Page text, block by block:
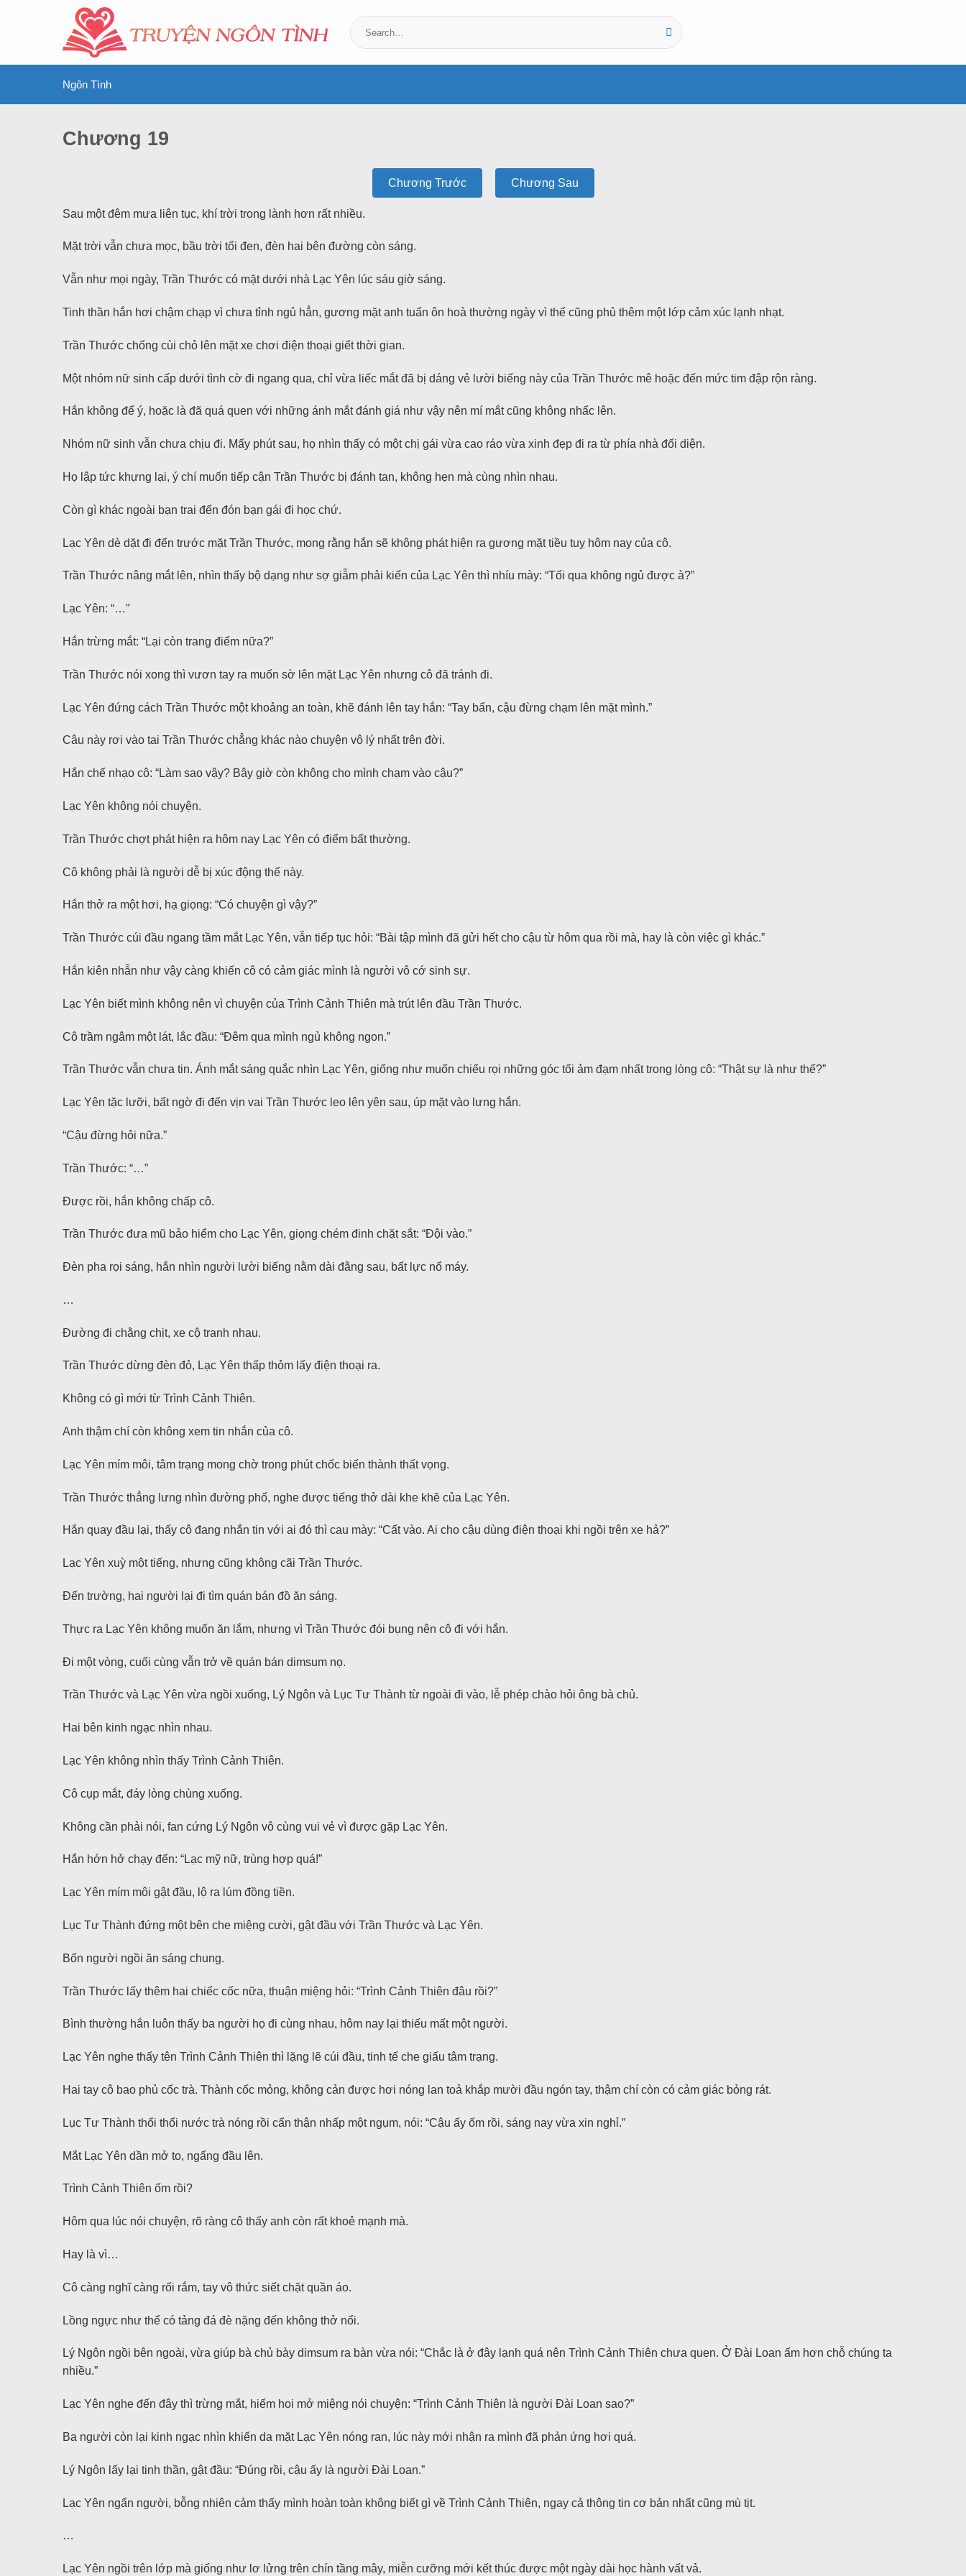
Ngôn Tình
Chương 19
Chương Trước Chương Sau
Sau một đêm mưa liên tục, khí trời trong lành hơn rất nhiều.
Mặt trời vẫn chưa mọc, bầu trời tối đen, đèn hai bên đường còn sáng.
Vẫn như mọi ngày, Trần Thước có mặt dưới nhà Lạc Yên lúc sáu giờ sáng.
Tinh thần hắn hơi chậm chạp vì chưa tỉnh ngủ hẳn, gương mặt anh tuấn ôn hoà thường ngày vì thế cũng phủ thêm một lớp cảm xúc lạnh nhạt.
Trần Thước chống cùi chỏ lên mặt xe chơi điện thoại giết thời gian.
Một nhóm nữ sinh cấp dưới tình cờ đi ngang qua, chỉ vừa liếc mắt đã bị dáng vẻ lười biếng này của Trần Thước mê hoặc đến mức tim đập rộn ràng.
Hắn không để ý, hoặc là đã quá quen với những ánh mắt đánh giá như vậy nên mí mắt cũng không nhấc lên.
Nhóm nữ sinh vẫn chưa chịu đi. Mấy phút sau, họ nhìn thấy có một chị gái vừa cao ráo vừa xinh đẹp đi ra từ phía nhà đối diện.
Họ lập tức khựng lại, ý chí muốn tiếp cận Trần Thước bị đánh tan, không hẹn mà cùng nhìn nhau.
Còn gì khác ngoài bạn trai đến đón bạn gái đi học chứ.
Lạc Yên dè dặt đi đến trước mặt Trần Thước, mong rằng hắn sẽ không phát hiện ra gương mặt tiều tuỵ hôm nay của cô.
Trần Thước nâng mắt lên, nhìn thấy bộ dạng như sợ giẫm phải kiến của Lạc Yên thì nhíu mày: “Tối qua không ngủ được à?”
Lạc Yên: “…”
Hắn trừng mắt: “Lại còn trang điểm nữa?”
Trần Thước nói xong thì vươn tay ra muốn sờ lên mặt Lạc Yên nhưng cô đã tránh đi.
Lạc Yên đứng cách Trần Thước một khoảng an toàn, khẽ đánh lên tay hắn: “Tay bẩn, cậu đừng chạm lên mặt mình.”
Câu này rơi vào tai Trần Thước chẳng khác nào chuyện vô lý nhất trên đời.
Hắn chế nhạo cô: “Làm sao vậy? Bây giờ còn không cho mình chạm vào cậu?”
Lạc Yên không nói chuyện.
Trần Thước chợt phát hiện ra hôm nay Lạc Yên có điểm bất thường.
Cô không phải là người dễ bị xúc động thế này.
Hắn thở ra một hơi, hạ giọng: “Có chuyện gì vậy?”
Trần Thước cúi đầu ngang tầm mắt Lạc Yên, vẫn tiếp tục hỏi: “Bài tập mình đã gửi hết cho cậu từ hôm qua rồi mà, hay là còn việc gì khác.”
Hắn kiên nhẫn như vậy càng khiến cô có cảm giác mình là người vô cớ sinh sự.
Lạc Yên biết mình không nên vì chuyện của Trình Cảnh Thiên mà trút lên đầu Trần Thước.
Cô trầm ngâm một lát, lắc đầu: “Đêm qua mình ngủ không ngon.”
Trần Thước vẫn chưa tin. Ánh mắt sáng quắc nhìn Lạc Yên, giống như muốn chiếu rọi những góc tối ảm đạm nhất trong lòng cô: “Thật sự là như thế?”
Lạc Yên tặc lưỡi, bất ngờ đi đến vịn vai Trần Thước leo lên yên sau, úp mặt vào lưng hắn.
“Cậu đừng hỏi nữa.”
Trần Thước: “…”
Được rồi, hắn không chấp cô.
Trần Thước đưa mũ bảo hiểm cho Lạc Yên, giọng chém đinh chặt sắt: “Đội vào.”
Đèn pha rọi sáng, hắn nhìn người lười biếng nằm dài đằng sau, bất lực nổ máy.
…
Đường đi chằng chịt, xe cộ tranh nhau.
Trần Thước dừng đèn đỏ, Lạc Yên thấp thỏm lấy điện thoại ra.
Không có gì mới từ Trình Cảnh Thiên.
Anh thậm chí còn không xem tin nhắn của cô.
Lạc Yên mím môi, tâm trạng mong chờ trong phút chốc biến thành thất vọng.
Trần Thước thẳng lưng nhìn đường phố, nghe được tiếng thở dài khe khẽ của Lạc Yên.
Hắn quay đầu lại, thấy cô đang nhắn tin với ai đó thì cau mày: “Cất vào. Ai cho cậu dùng điện thoại khi ngồi trên xe hả?”
Lạc Yên xuỳ một tiếng, nhưng cũng không cãi Trần Thước.
Đến trường, hai người lại đi tìm quán bán đồ ăn sáng.
Thực ra Lạc Yên không muốn ăn lắm, nhưng vì Trần Thước đói bụng nên cô đi với hắn.
Đi một vòng, cuối cùng vẫn trở về quán bán dimsum nọ.
Trần Thước và Lạc Yên vừa ngồi xuống, Lý Ngôn và Lục Tư Thành từ ngoài đi vào, lễ phép chào hỏi ông bà chủ.
Hai bên kinh ngạc nhìn nhau.
Lạc Yên không nhìn thấy Trình Cảnh Thiên.
Cô cụp mắt, đáy lòng chùng xuống.
Không cần phải nói, fan cứng Lý Ngôn vô cùng vui vẻ vì được gặp Lạc Yên.
Hắn hớn hở chạy đến: “Lạc mỹ nữ, trùng hợp quá!”
Lạc Yên mím môi gật đầu, lộ ra lúm đồng tiền.
Lục Tư Thành đứng một bên che miệng cười, gật đầu với Trần Thước và Lạc Yên.
Bốn người ngồi ăn sáng chung.
Trần Thước lấy thêm hai chiếc cốc nữa, thuận miệng hỏi: “Trình Cảnh Thiên đâu rồi?”
Bình thường hắn luôn thấy ba người họ đi cùng nhau, hôm nay lại thiếu mất một người.
Lạc Yên nghe thấy tên Trình Cảnh Thiên thì lặng lẽ cúi đầu, tinh tế che giấu tâm trạng.
Hai tay cô bao phủ cốc trà. Thành cốc mỏng, không cản được hơi nóng lan toả khắp mười đầu ngón tay, thậm chí còn có cảm giác bỏng rát.
Lục Tư Thành thổi thổi nước trà nóng rồi cẩn thận nhấp một ngụm, nói: “Cậu ấy ốm rồi, sáng nay vừa xin nghỉ.”
Mắt Lạc Yên dần mở to, ngẩng đầu lên.
Trình Cảnh Thiên ốm rồi?
Hôm qua lúc nói chuyện, rõ ràng cô thấy anh còn rất khoẻ mạnh mà.
Hay là vì…
Cô càng nghĩ càng rối rắm, tay vô thức siết chặt quần áo.
Lồng ngực như thể có tảng đá đè nặng đến không thở nổi.
Lý Ngôn ngồi bên ngoài, vừa giúp bà chủ bày dimsum ra bàn vừa nói: “Chắc là ở đây lạnh quá nên Trình Cảnh Thiên chưa quen. Ở Đài Loan ấm hơn chỗ chúng ta
nhiều.”
Lạc Yên nghe đến đây thì trừng mắt, hiếm hoi mở miệng nói chuyện: “Trình Cảnh Thiên là người Đài Loan sao?”
Ba người còn lại kinh ngạc nhìn khiến da mặt Lạc Yên nóng ran, lúc này mới nhận ra mình đã phản ứng hơi quá.
Lý Ngôn lấy lại tinh thần, gật đầu: “Đúng rồi, cậu ấy là người Đài Loan.”
Lạc Yên ngẩn người, bỗng nhiên cảm thấy mình hoàn toàn không biết gì về Trình Cảnh Thiên, ngay cả thông tin cơ bản nhất cũng mù tịt.
…
Lạc Yên ngồi trên lớp mà giống như lơ lửng trên chín tầng mây, miễn cưỡng mới kết thúc được một ngày dài học hành vất vả.